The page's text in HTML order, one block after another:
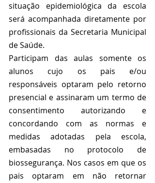
situação epidemiológica da escola
será acompanhada diretamente por
profissionais da Secretaria Municipal
de Saúde.
Participam das aulas somente os
alunos cujo os pais e/ou
responsáveis optaram pelo retorno
presencial e assinaram um termo de
consentimento autorizando e
concordando com as normas e
medidas adotadas pela escola,
embasadas no protocolo de
biossegurança. Nos casos em que os
pais optaram em não retornar